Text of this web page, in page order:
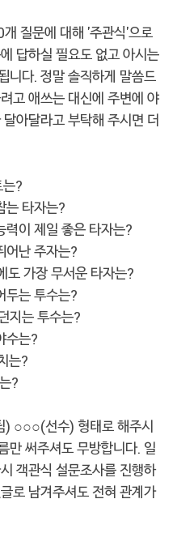
질문에 대해 '주관식'으로
답하실 필요도 없고 아시는
니다. 정말 솔직하게 말씀드
고 애쓰는 대신에 주변에 야
아달라고 부탁해 주시면 더
?
는 타자는?
력이 제일 좋은 타자는?
어난 주자는?
도 가장 무서운 타자는?
두는 투수는?
지는 투수는?
수는?
는?
?
○○○(선수) 형태로 해주시
만 써주셔도 무방합니다. 일
객관식 설문조사를 진행하
로 남겨주셔도 전혀 관계가